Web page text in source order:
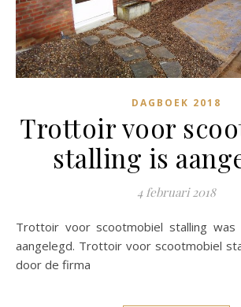
DAGBOEK 2018
Trottoir voor
stalling is
4 februari 2018
Trottoir voor scootmobiel stalling was in 2 halve dagen
aangelegd. Trottoir voor scootmobiel
door de firma